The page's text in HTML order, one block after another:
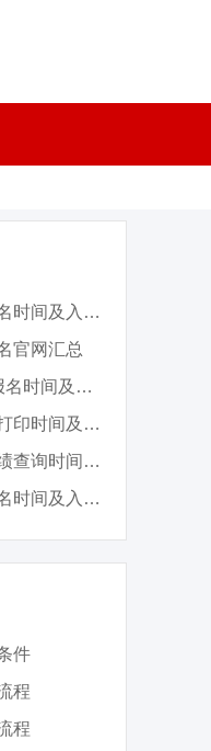
2026年4月各省自学考试报名时间及入口汇总
官网汇总
2025年10月各省自学考试报名时间及入口汇总
2025年4月各省自考准考证打印时间及入口汇总
2025年4月各省自学考试成绩查询时间及入口汇总
2025年4月各省自学考试报名时间及入口汇总
件
程
程